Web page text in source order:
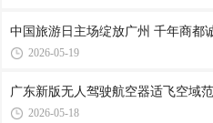
中国旅游日主场绽放广州 千年商都
2026-05-19
广东新版无人驾驶航空器适飞空域
2026-05-18